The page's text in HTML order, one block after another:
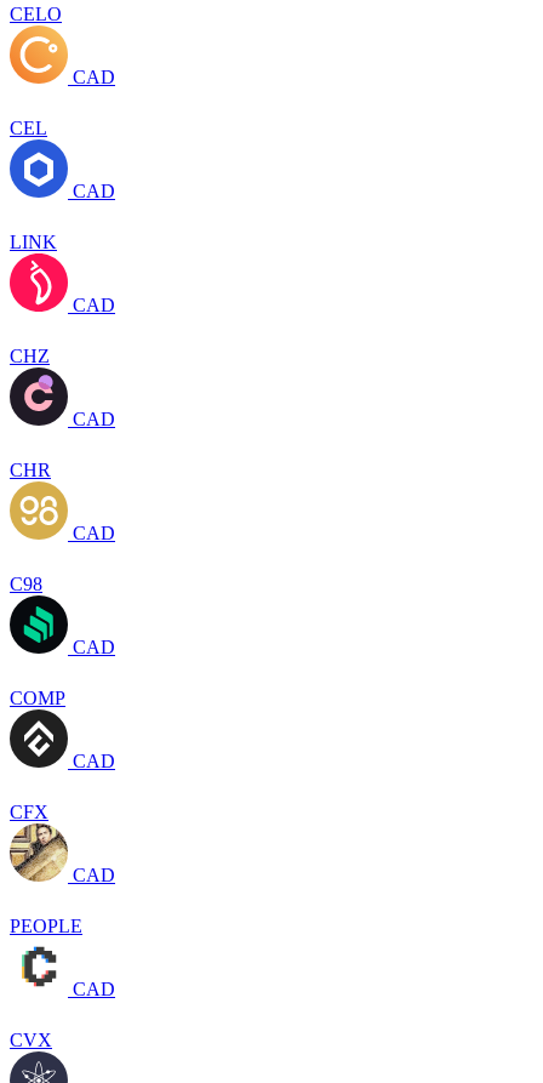
CELO
CAD
CEL
CAD
LINK
CAD
CHZ
CAD
CHR
CAD
C98
CAD
COMP
CAD
CFX
CAD
PEOPLE
CAD
CVX